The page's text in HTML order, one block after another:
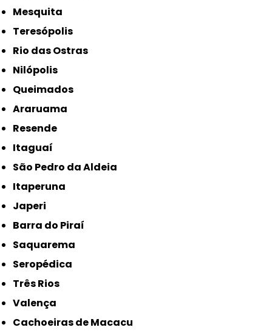
Mesquita
Teresópolis
Rio das Ostras
Nilópolis
Queimados
Araruama
Resende
Itaguaí
São Pedro da Aldeia
Itaperuna
Japeri
Barra do Piraí
Saquarema
Seropédica
Três Rios
Valença
Cachoeiras de Macacu